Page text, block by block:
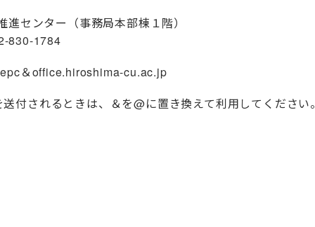
進センター（事務局本部棟１階）
830-1784
＆office.hiroshima-cu.ac.jp
付されるときは、＆を@に置き換えて利用してください。